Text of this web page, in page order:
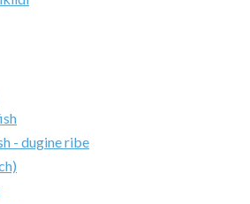
- dugine ribe